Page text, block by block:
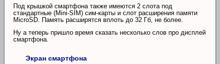
Под крышкой смартфона также имеются 2 слота под
стандартные (Mini-SIM) сим-карты и слот расширения памяти
MicroSD. Память расширятся вплоть до 32 Гб, не более.
Ну а теперь пришло время сказать несколько слов про дисплей
смартфона.
Экран смартфона